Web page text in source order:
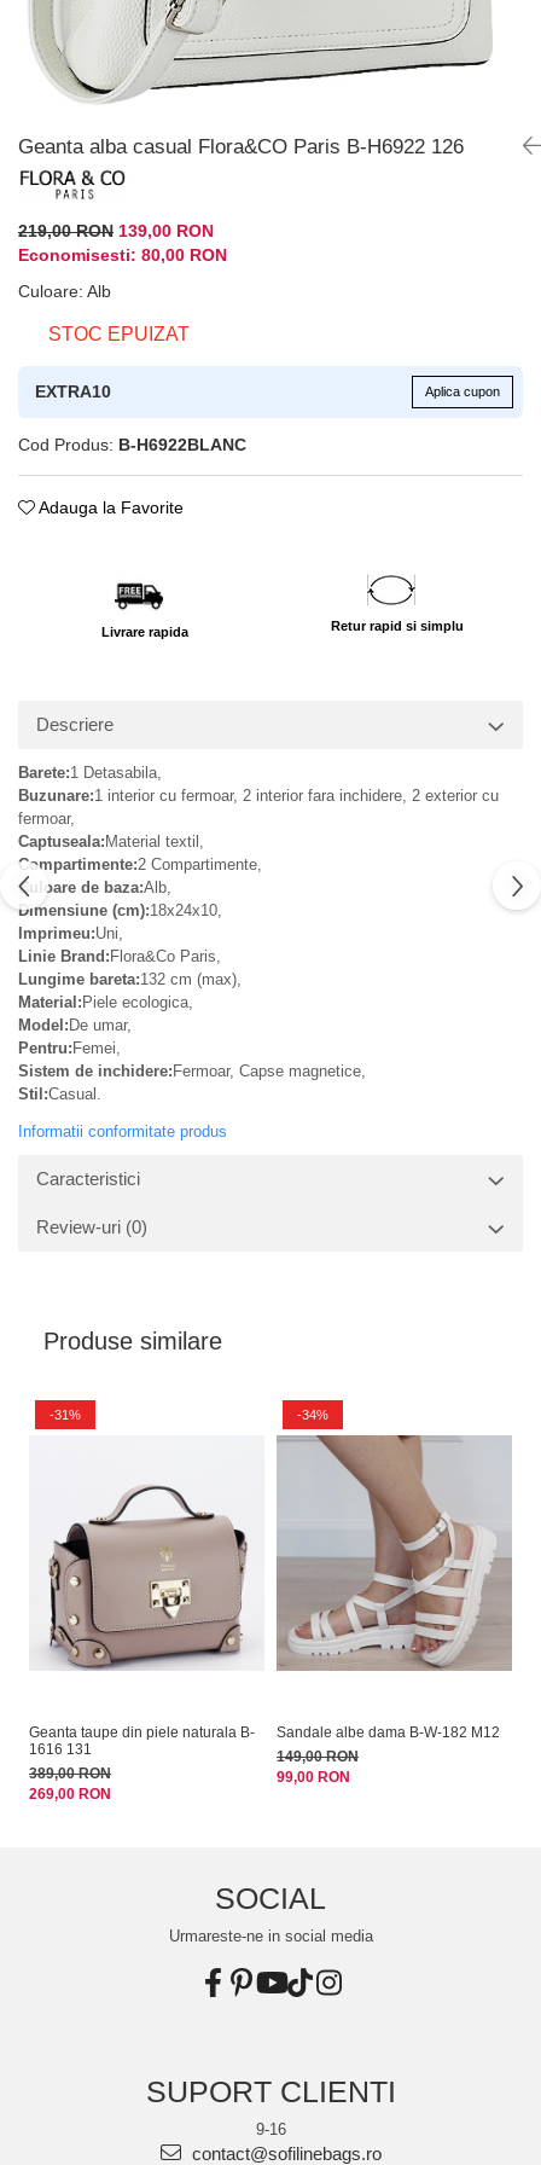
Geanta alba casual Flora&CO Paris B-H6922 126
219,00 RON 139,00 RON
Economisesti: 80,00 RON
Culoare: Alb
STOC EPUIZAT
EXTRA10 Aplica cupon
Cod Produs: B-H6922BLANC
Adauga la Favorite
Livrare rapida Retur rapid si simplu
Descriere
Barete:1 Detasabila,
Buzunare:1 interior cu fermoar, 2 interior fara inchidere, 2 exterior cu
fermoar,
Captuseala:Material textil,
Compartimente:2 Compartimente,
Culoare de baza:Alb,
Dimensiune (cm):18x24x10,
Imprimeu:Uni,
Linie Brand:Flora&Co Paris,
Lungime bareta:132 cm (max),
Material:Piele ecologica,
Model:De umar,
Pentru:Femei,
Sistem de inchidere:Fermoar, Capse magnetice,
Stil:Casual.
Informatii conformitate produs
Caracteristici
Review-uri (0)
Produse similare
-31%
Geanta taupe din piele naturala B-
1616 131
389,00 RON
269,00 RON
-34%
Sandale albe dama B-W-182 M12
149,00 RON
99,00 RON
SOCIAL
Urmareste-ne in social media
SUPORT CLIENTI
9-16
contact@sofilinebags.ro